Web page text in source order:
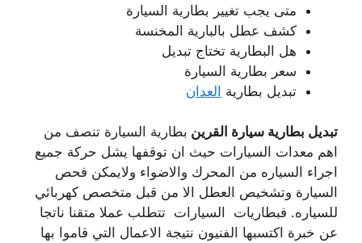
متى يجب تغيير بطارية السيارة
كشف عطل بالبارية المخنسة
هل البطارية تختاج تبديل
سعر بطارية السيارة
تبديل بطارية العدان
تبديل بطارية سيارة القرين بطارية السيارة تنصف من
اهم معدات السيارات حيث ان توقفها يشل حركة جميع
اجراء السياره من المحرك والاضواء ولايمكن فحص
السيارة وتشخيص العطل الا من قبل متخصص كهربائي
للسياره. فبطاريات السيارات تتطلب عملا متقنا ناتجا
عن خبرة اكتسبها الفنيون نتيجة الاعمال التي قاموا بها